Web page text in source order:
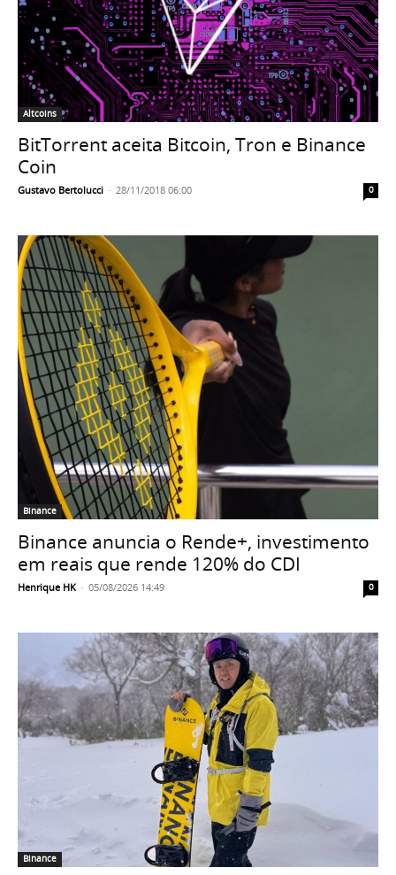
Altcoins
BitTorrent aceita Bitcoin, Tron e Binance
Coin
Gustavo Bertolucci - 28/11/2018 06:00 0
Binance
Binance anuncia o Rende+, investimento
em reais que rende 120% do CDI
Henrique HK - 05/08/2026 14:49 0
Binance